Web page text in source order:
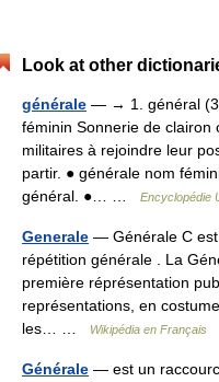
Look at other
générale — → 1. général
féminin Sonnerie de
militaires à rejoindre leur
partir. ● générale nom
général. ●… …
Encyclopédie
Generale — Générale C est
répétition générale . La
première réprésentation
représentations, en
les… …
Wikipédia en Français
Générale — est un